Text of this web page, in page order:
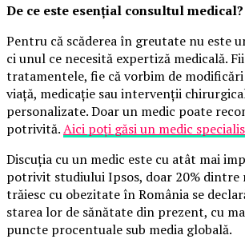
De ce este esențial consultul medical?
Pentru că scăderea în greutate nu este
ci unul ce necesită expertiză medicală.
tratamentele, fie că vorbim de
viață, medicație sau intervenții
personalizate. Doar un medic poate
potrivită.Aici poți găsi un medic
Discuția cu un medic este cu atât mai
potrivit studiului Ipsos, doar 20% dintre
trăiesc cu obezitate în România se
starea lor de sănătate din prezent, cu
puncte procentuale sub media globală.